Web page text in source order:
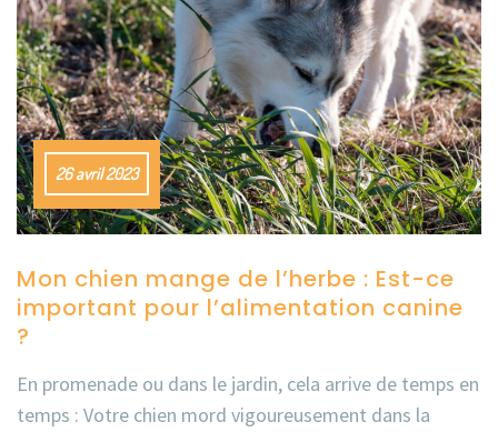
26 avril 2023
Mon chien mange de l’herbe : Est-ce
important pour l’alimentation canine
?
En promenade ou dans le jardin, cela arrive de temps en
temps : Votre chien mord vigoureusement dans la